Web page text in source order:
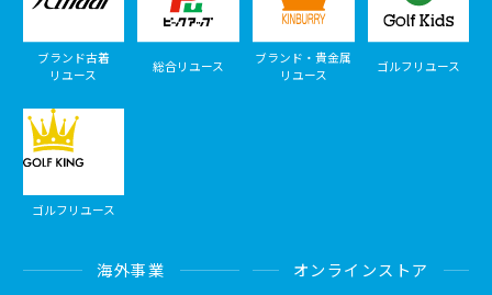
ブランド古着
リユース
総合リユース
ブランド・貴金属
リユース
ゴルフリユース
ゴルフリユース
海外事業 オンラインストア